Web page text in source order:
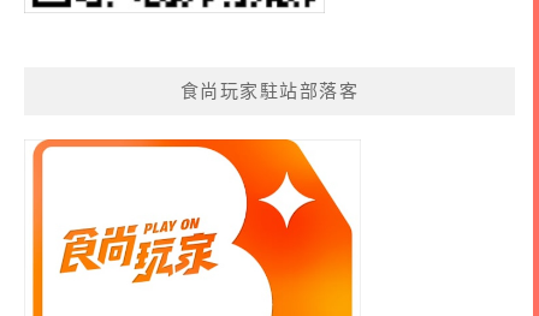
食尚玩家駐站部落客